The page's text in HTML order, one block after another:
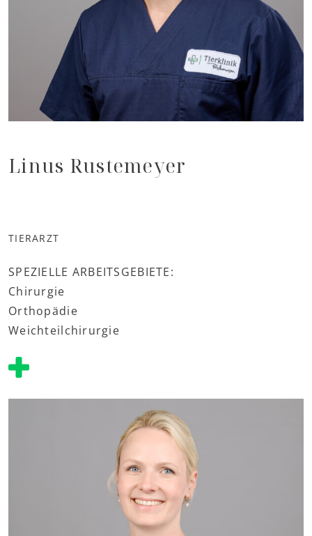
Linus Rustemeyer
TIERARZT
SPEZIELLE ARBEITSGEBIETE:
Chirurgie
Orthopädie
Weichteilchirurgie